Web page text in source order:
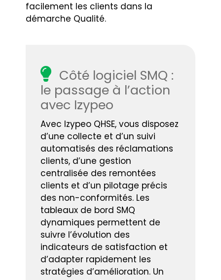
facilement les clients dans la
démarche Qualité.
Côté logiciel SMQ :
le passage à l’action
avec Izypeo
Avec Izypeo QHSE, vous disposez
d’une collecte et d’un suivi
automatisés des réclamations
clients, d’une gestion
centralisée des remontées
clients et d’un pilotage précis
des non-conformités. Les
tableaux de bord SMQ
dynamiques permettent de
suivre l’évolution des
indicateurs de satisfaction et
d’adapter rapidement les
stratégies d’amélioration. Un